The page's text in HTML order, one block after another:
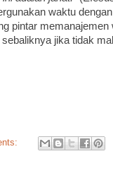
waktu
pintar
jika tidak